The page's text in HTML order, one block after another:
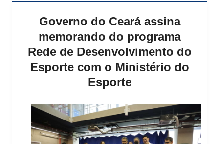
Governo do Ceará assina
memorando do programa
Rede de Desenvolvimento do
Esporte com o Ministério do
Esporte